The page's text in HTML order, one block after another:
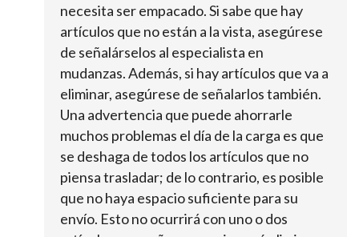
necesita ser empacado. Si sabe que hay
artículos que no están a la vista, asegúrese
de señalárselos al especialista en
mudanzas. Además, si hay artículos que va a
eliminar, asegúrese de señalarlos también.
Una advertencia que puede ahorrarle
muchos problemas el día de la carga es que
se deshaga de todos los artículos que no
piensa trasladar; de lo contrario, es posible
que no haya espacio suficiente para su
envío. Esto no ocurrirá con uno o dos